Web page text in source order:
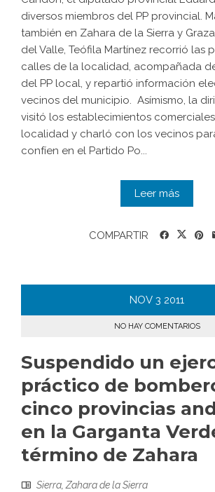
diversos miembros del PP provincial.
también en Zahara de la Sierra y
del Valle, Teófila Martínez recorrió las
calles de la localidad, acompañada
del PP local, y repartió información
vecinos del municipio. Asímismo, la
visitó los establecimientos
localidad y charló con los vecinos
confíen en el Partido Po...
Leer más
COMPARTIR
NOV 3 2011
NO HAY COMENTARIOS
Suspendido un
práctico de
cinco provincias
en la Garganta
término de Zahara
Sierra,Zahara de la Sierra